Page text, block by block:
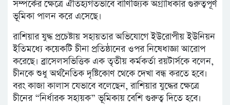
সম্পর্কের ক্ষেত্রে ঐতিহ্যগতভাবে বাণিজ্যিক অগ্রাধিকার গুরুত্বপূর্ণ
ভূমিকা পালন করে এসেছে।
রাশিয়ার যুদ্ধ প্রচেষ্টায় সহায়তার অভিযোগে ইউরোপীয় ইউনিয়ন
ইতিমধ্যে কয়েকটি চীনা প্রতিষ্ঠানের ওপর নিষেধাজ্ঞা আরোপ
করেছে। ব্রাসেলসভিত্তিক এক তৃতীয় কর্মকর্তা রয়টার্সকে বলেন,
চীনকে শুধু অর্থনৈতিক দৃষ্টিকোণ থেকে দেখা বন্ধ করতে হবে।
বরং কাজা কালাস যেভাবে বলেছেন, রাশিয়ার যুদ্ধের ক্ষেত্রে
চীনের “নির্ধারক সহায়ক” ভূমিকায় বেশি গুরুত্ব দিতে হবে।